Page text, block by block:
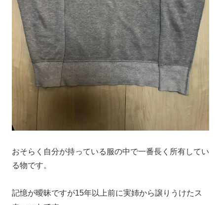
おそらく自分が持っている服の中で一番長く所有してい
る物です。
記憶が曖昧ですが15年以上前に実姉から譲りうけたス